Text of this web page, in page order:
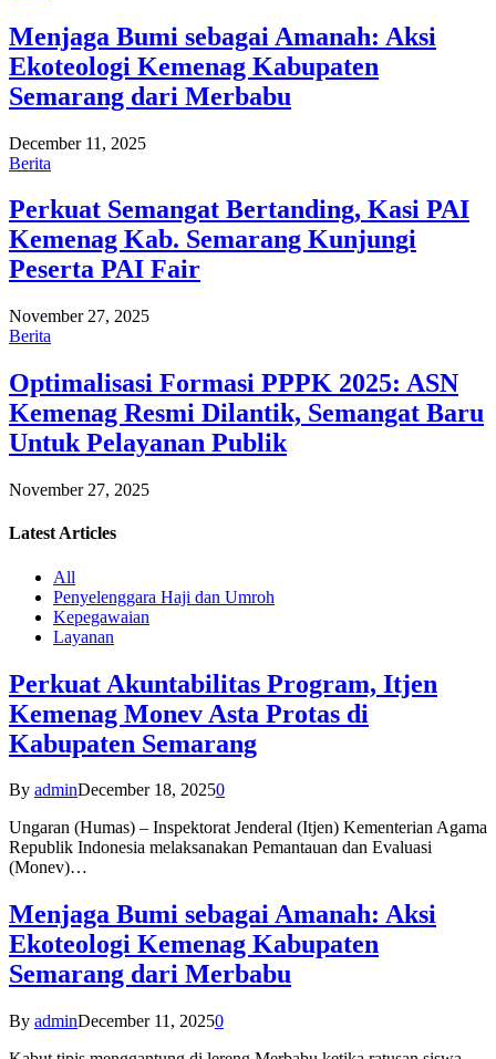
Menjaga Bumi sebagai Amanah: Aksi
Ekoteologi Kemenag Kabupaten
Semarang dari Merbabu
December 11, 2025
Berita
Perkuat Semangat Bertanding, Kasi PAI
Kemenag Kab. Semarang Kunjungi
Peserta PAI Fair
November 27, 2025
Berita
Optimalisasi Formasi PPPK 2025: ASN
Kemenag Resmi Dilantik, Semangat Baru
Untuk Pelayanan Publik
November 27, 2025
Latest Articles
All
Penyelenggara Haji dan Umroh
Kepegawaian
Layanan
Perkuat Akuntabilitas Program, Itjen
Kemenag Monev Asta Protas di
Kabupaten Semarang
By adminDecember 18, 20250
Ungaran (Humas) – Inspektorat Jenderal (Itjen) Kementerian Agama
Republik Indonesia melaksanakan Pemantauan dan Evaluasi
(Monev)…
Menjaga Bumi sebagai Amanah: Aksi
Ekoteologi Kemenag Kabupaten
Semarang dari Merbabu
By adminDecember 11, 20250